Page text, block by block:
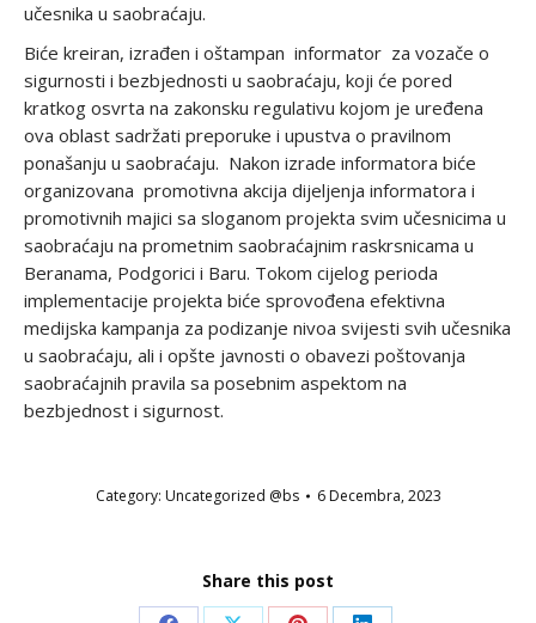
učesnika u saobraćaju.
Biće kreiran, izrađen i oštampan informator za vozače o
sigurnosti i bezbjednosti u saobraćaju, koji će pored
kratkog osvrta na zakonsku regulativu kojom je uređena
ova oblast sadržati preporuke i upustva o pravilnom
ponašanju u saobraćaju. Nakon izrade informatora biće
organizovana promotivna akcija dijeljenja informatora i
promotivnih majici sa sloganom projekta svim učesnicima u
saobraćaju na prometnim saobraćajnim raskrsnicama u
Beranama, Podgorici i Baru. Tokom cijelog perioda
implementacije projekta biće sprovođena efektivna
medijska kampanja za podizanje nivoa svijesti svih učesnika
u saobraćaju, ali i opšte javnosti o obavezi poštovanja
saobraćajnih pravila sa posebnim aspektom na
bezbjednost i sigurnost.
Category: Uncategorized @bs 6 Decembra, 2023
Share this post